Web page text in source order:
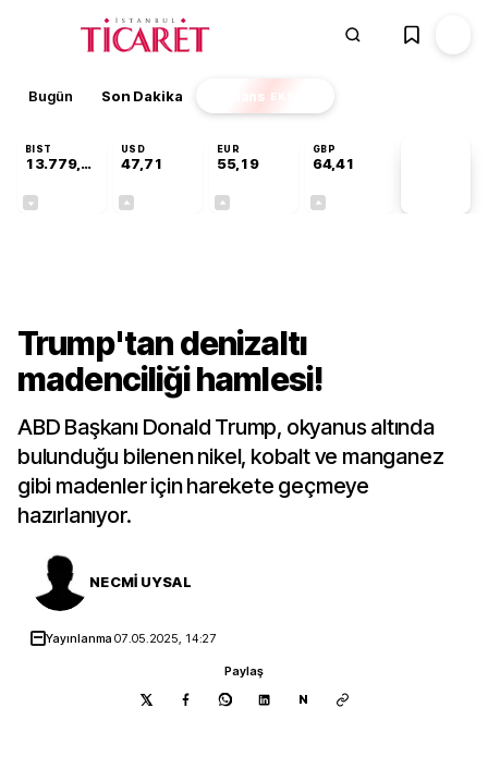
Bugün Son Dakika Finans EKSTRA
BIST
13.779,39
USD
47,71
EUR
55,19
GBP
64,41
Trump'tan denizaltı
madenciliği hamlesi!
ABD Başkanı Donald Trump, okyanus altında
bulunduğu bilenen nikel, kobalt ve manganez
gibi madenler için harekete geçmeye
hazırlanıyor.
NECMİ UYSAL
Yayınlanma07.05.2025, 14:27
Paylaş
N